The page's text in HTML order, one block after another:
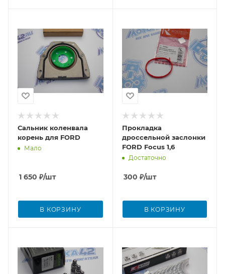
Сальник коленвала
корень для FORD
Мало
1 650 ₽/шт
В КОРЗИНУ
Прокладка
дроссельной заслонки
FORD Focus 1,6
Достаточно
300 ₽/шт
В КОРЗИНУ